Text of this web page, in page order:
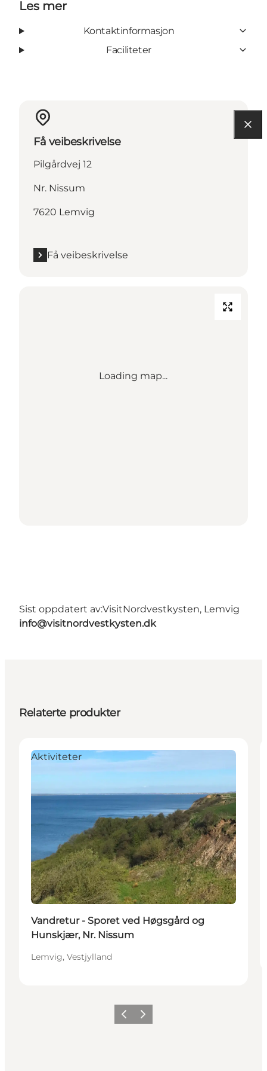
Les mer
Kontaktinformasjon
Faciliteter
Få veibeskrivelse
Pilgårdvej 12
Nr. Nissum
7620 Lemvig
Få veibeskrivelse
Loading map...
Sist oppdatert av:VisitNordvestkysten, Lemvig
info@visitnordvestkysten.dk
Relaterte produkter
Aktiviteter
Vandretur - Sporet ved Høgsgård og
Hunskjær, Nr. Nissum
Lemvig, Vestjylland
ForrigeNeste